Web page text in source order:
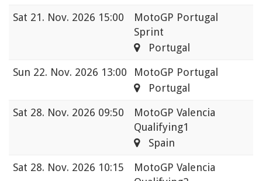
Sat 21. Nov. 2026 15:00
MotoGP Portugal
Sprint
Portugal
Sun 22. Nov. 2026 13:00
MotoGP Portugal
Portugal
Sat 28. Nov. 2026 09:50
MotoGP Valencia
Qualifying1
Spain
Sat 28. Nov. 2026 10:15
MotoGP Valencia